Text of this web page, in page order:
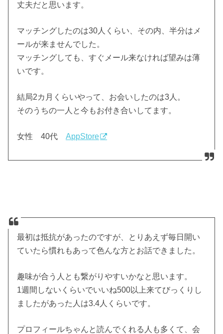
丈夫だと思います。
マッチングしたのは30人くらい、その内、半分はメ
ールが来ませんでした。
マッチングしても、すぐメール来なければ望みは薄
いです。
結局2カ月くらいやって、お会いしたのは3人。
そのうちの一人と今もお付き合いしてます。
女性 40代AppStore
最初は抵抗があったのですが、とりあえず毎日開い
ていたら慣れもあって色んな方とお話できました。
趣味が合う人とも繋がりやすいかなと思います。
1週間しないくらいでいいね500以上来てびっくりし
ましたがあった人は3.4人くらいです。
プロフィールちゃんと読んでくれる人も多くて、会